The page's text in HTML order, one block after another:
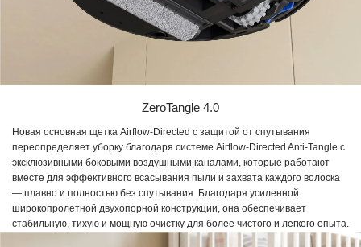
ZeroTangle 4.0
Новая основная щетка Airflow-Directed с защитой от спутывания
переопределяет уборку благодаря системе Airflow-Directed Anti-Tangle с
эксклюзивными боковыми воздушными каналами, которые работают
вместе для эффективного всасывания пыли и захвата каждого волоска
— плавно и полностью без спутывания. Благодаря усиленной
широкопролетной двухопорной конструкции, она обеспечивает
стабильную, тихую и мощную очистку для более чистого и легкого опыта.